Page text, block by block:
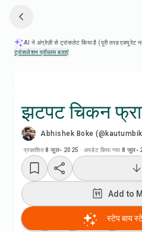
AI ने अंग्रेज़ी से ट्रांसलेट किया है (पूरी तरह एक्यूरेट
ट्रांसलेशन प्रॉब्लम बताएं
झटपट चिकन
Abhishek Boke
प्रकाशित 8 जुल॰ 2025 · अपडेट किया गया 8 जुल॰
रेसिपी
Add to
Add to
स्टेप बाय